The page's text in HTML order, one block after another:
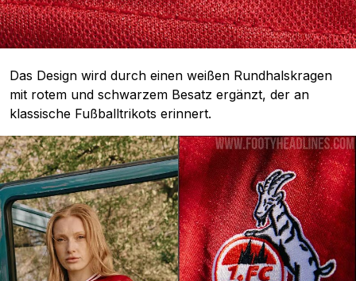
Das Design wird durch einen weißen Rundhalskragen
mit rotem und schwarzem Besatz ergänzt, der an
klassische Fußballtrikots erinnert.